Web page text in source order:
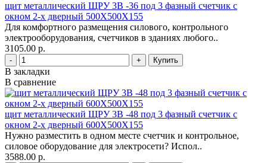
щит металлический ЩРУ 3В -36 под 3 фазный счетчик с
окном 2-х дверный 500Х500Х155
Для комфортного размещения силового, контрольного
электрооборудования, счетчиков в зданиях любого..
3105.00 р.
- +
В закладки
В сравнение
щит металлический ЩРУ 3В -48 под 3 фазный счетчик с
окном 2-х дверный 600Х500Х155
Нужно разместить в одном месте счетчик и контрольное,
силовое оборудование для электросети? Испол..
3588.00 р.